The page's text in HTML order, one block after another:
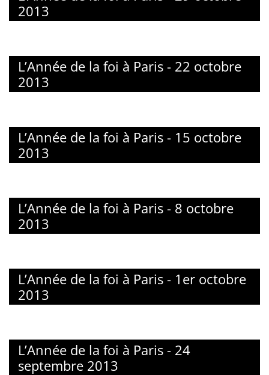
2013
L’Année de la foi à Paris - 22 octobre
2013
L’Année de la foi à Paris - 15 octobre
2013
L’Année de la foi à Paris - 8 octobre
2013
L’Année de la foi à Paris - 1er octobre
2013
L’Année de la foi à Paris - 24
septembre 2013